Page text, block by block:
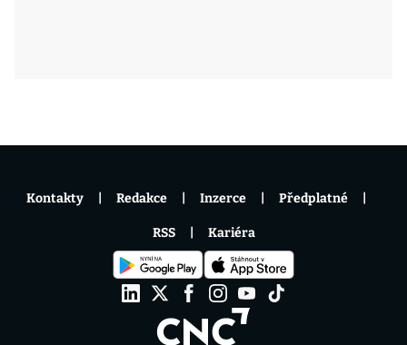
Kontakty Redakce Inzerce Předplatné
RSS Kariéra